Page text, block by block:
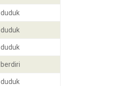
duduk
duduk
duduk
berdiri
duduk